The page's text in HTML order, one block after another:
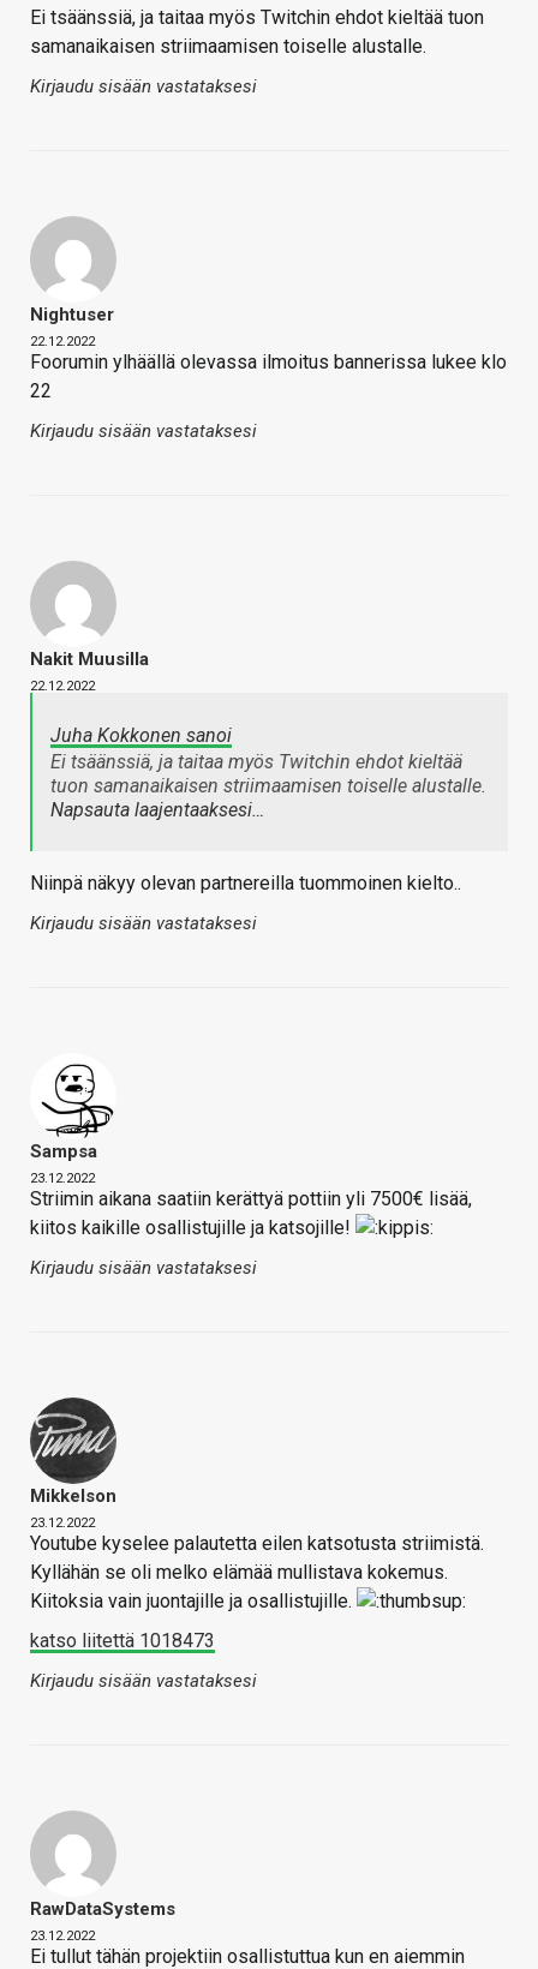
Ei tsäänssiä, ja taitaa myös Twitchin ehdot kieltää tuon
samanaikaisen striimaamisen toiselle alustalle.
Kirjaudu sisään vastataksesi
Nightuser
22.12.2022
Foorumin ylhäällä olevassa ilmoitus bannerissa lukee klo
22
Kirjaudu sisään vastataksesi
Nakit Muusilla
22.12.2022
Juha Kokkonen sanoi
Ei tsäänssiä, ja taitaa myös Twitchin ehdot kieltää
tuon samanaikaisen striimaamisen toiselle alustalle.
Napsauta laajentaaksesi…
Niinpä näkyy olevan partnereilla tuommoinen kielto..
Kirjaudu sisään vastataksesi
Sampsa
23.12.2022
Striimin aikana saatiin kerättyä pottiin yli 7500€ lisää,
kiitos kaikille osallistujille ja katsojille!
Kirjaudu sisään vastataksesi
Mikkelson
23.12.2022
Youtube kyselee palautetta eilen katsotusta striimistä.
Kyllähän se oli melko elämää mullistava kokemus.
Kiitoksia vain juontajille ja osallistujille.
katso liitettä 1018473
Kirjaudu sisään vastataksesi
RawDataSystems
23.12.2022
Ei tullut tähän projektiin osallistuttua kun en aiemmin